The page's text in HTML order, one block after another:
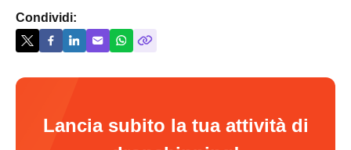
Condividi:
Lancia subito la tua attività di